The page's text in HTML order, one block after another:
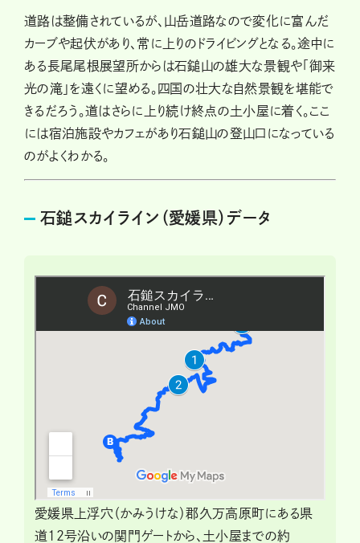
道路は整備されているが、山岳道路なので変化に富んだ
カーブや起伏があり、常に上りのドライビングとなる。途中に
ある長尾尾根展望所からは石鎚山の雄大な景観や「御来
光の滝」を遠くに望める。四国の壮大な自然景観を堪能で
きるだろう。道はさらに上り続け終点の土小屋に着く。ここ
には宿泊施設やカフェがあり石鎚山の登山口になっている
のがよくわかる。
石鎚スカイライン（愛媛県）データ
愛媛県上浮穴（かみうけな）郡久万高原町にある県
道12号沿いの関門ゲートから、土小屋までの約